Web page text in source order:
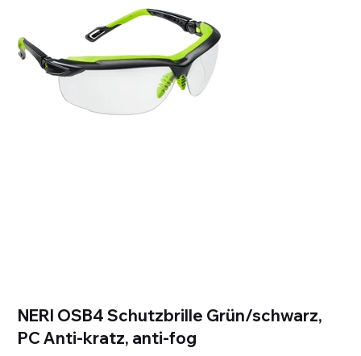
NERI OSB4 Schutzbrille Grün/schwarz,
PC Anti-kratz, anti-fog